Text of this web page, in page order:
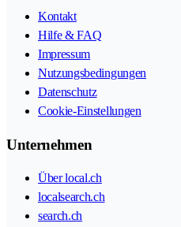
Kontakt
Hilfe & FAQ
Impressum
Nutzungsbedingungen
Datenschutz
Cookie-Einstellungen
Unternehmen
Über local.ch
localsearch.ch
search.ch